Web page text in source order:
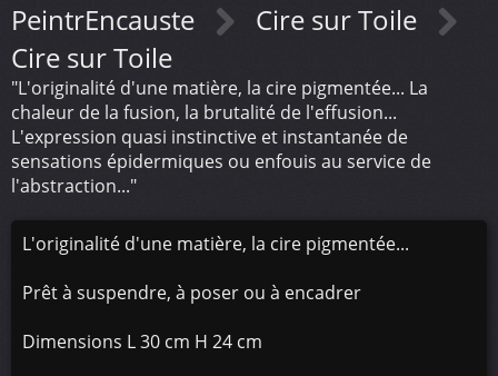
PeintrEncauste
Cire sur Toile
Cire sur Toile
"L'originalité d'une matière, la cire pigmentée... La
chaleur de la fusion, la brutalité de l'effusion...
L'expression quasi instinctive et instantanée de
sensations épidermiques ou enfouis au service de
l'abstraction..."
L'originalité d'une matière, la cire pigmentée...
Prêt à suspendre, à poser ou à encadrer
Dimensions L 30 cm H 24 cm